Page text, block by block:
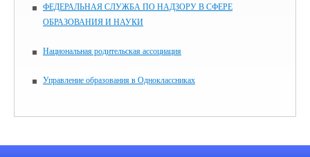
ФЕДЕРАЛЬНАЯ СЛУЖБА ПО НАДЗОРУ В СФЕРЕ
ОБРАЗОВАНИЯ И НАУКИ
Национальная родительская ассоциация
Управление образования в Одноклассниках